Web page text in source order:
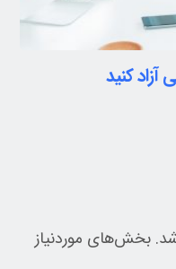
آزاد کنید
بخش‌های موردنیاز